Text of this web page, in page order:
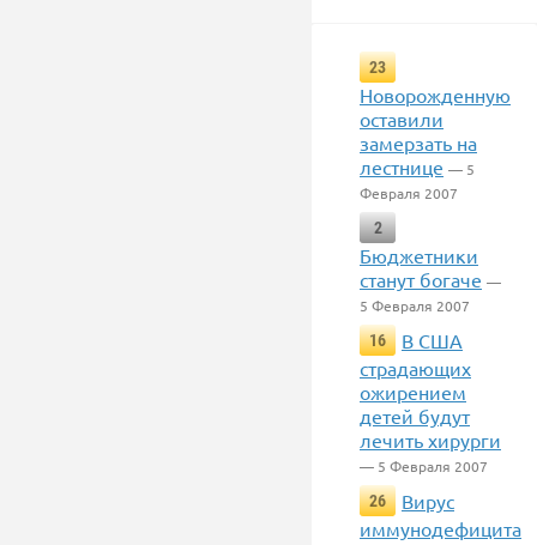
23
Новорожденную
оставили
замерзать на
лестнице — 5
Февраля 2007
2
Бюджетники
станут богаче —
5 Февраля 2007
16
В США
страдающих
ожирением
детей будут
лечить хирурги
— 5 Февраля 2007
26
Вирус
иммунодефицита